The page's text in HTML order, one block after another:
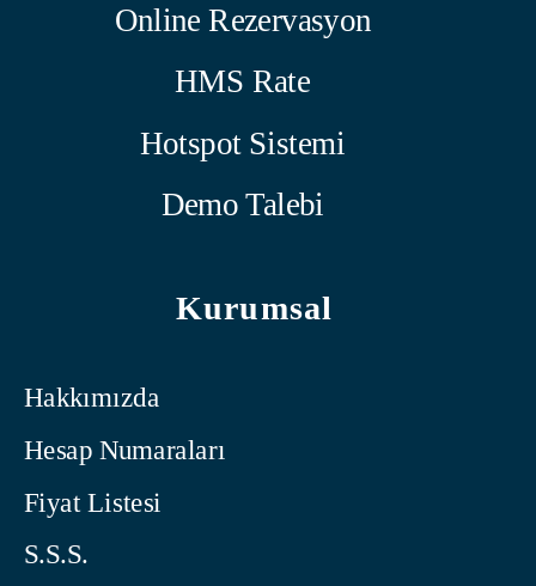
Online Rezervasyon
HMS Rate
Hotspot Sistemi
Demo Talebi
Kurumsal
Hakkımızda
Hesap Numaraları
Fiyat Listesi
S.S.S.